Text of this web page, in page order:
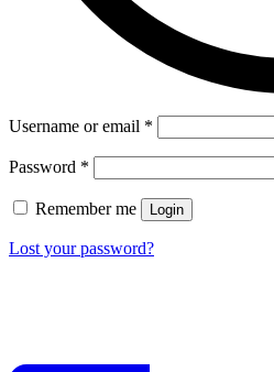
Username or email *
Password *
Remember me Login
Lost your password?